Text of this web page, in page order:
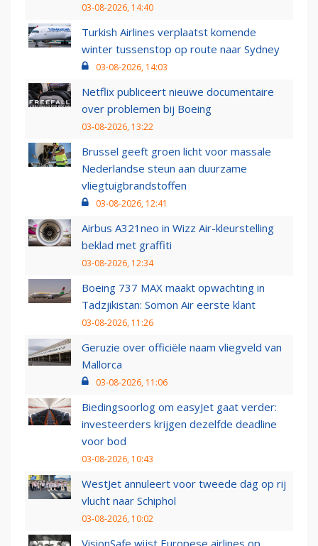
03-08-2026, 14:40
Turkish Airlines verplaatst komende
winter tussenstop op route naar Sydney
03-08-2026, 14:03
Netflix publiceert nieuwe documentaire
over problemen bij Boeing
03-08-2026, 13:22
Brussel geeft groen licht voor massale
Nederlandse steun aan duurzame
vliegtuigbrandstoffen
03-08-2026, 12:41
Airbus A321neo in Wizz Air-kleurstelling
beklad met graffiti
03-08-2026, 12:34
Boeing 737 MAX maakt opwachting in
Tadzjikistan: Somon Air eerste klant
03-08-2026, 11:26
Geruzie over officiële naam vliegveld van
Mallorca
03-08-2026, 11:06
Biedingsoorlog om easyJet gaat verder:
investeerders krijgen dezelfde deadline
voor bod
03-08-2026, 10:43
WestJet annuleert voor tweede dag op rij
vlucht naar Schiphol
03-08-2026, 10:02